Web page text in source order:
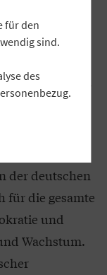
Start.
der
richtig.
abgehängt
und
der deutschen
für die gesamte
und
Wachstum.
für den
sind.
des